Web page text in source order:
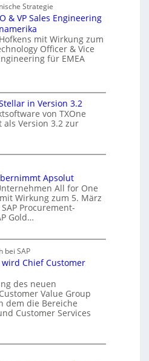
Strategie
& VP Sales Engineering
mit Wirkung zum
Officer & Vice
für EMEA
in Version 3.2
von TXOne
Version 3.2 zur
Apsolut
All for One
Wirkung zum 5. März
Procurement-
Gold…
bei SAP
Chief Customer
des neuen
Value Group
dem die Bereiche
Customer Services